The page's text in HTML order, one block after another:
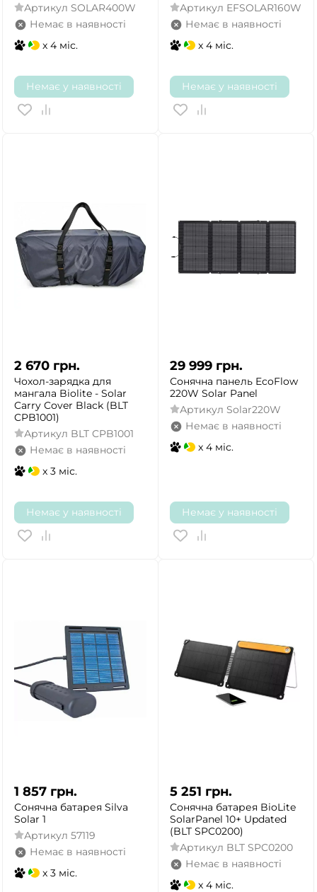
Артикул SOLAR400W
Немає в наявності
x 4 міс.
Немає у наявності
Артикул EFSOLAR160W
Немає в наявності
x 4 міс.
Немає у наявності
2 670 грн.
Чохол-зарядка для
мангала Biolite - Solar
Carry Cover Black (BLT
CPB1001)
Артикул BLT CPB1001
Немає в наявності
x 3 міс.
Немає у наявності
29 999 грн.
Сонячна панель EcoFlow
220W Solar Panel
Артикул Solar220W
Немає в наявності
x 4 міс.
Немає у наявності
1 857 грн.
Сонячна батарея Silva
Solar 1
Артикул 57119
Немає в наявності
x 3 міс.
5 251 грн.
Сонячна батарея BioLite
SolarPanel 10+ Updated
(BLT SPC0200)
Артикул BLT SPC0200
Немає в наявності
x 4 міс.